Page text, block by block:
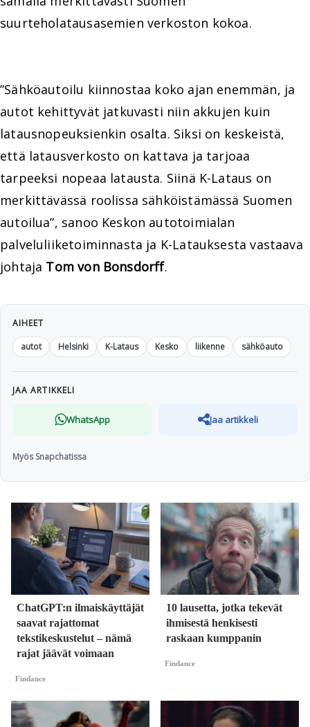
suurteholatausasemien verkoston kokoa.
”Sähköautoilu kiinnostaa koko ajan enemmän, ja
autot kehittyvät jatkuvasti niin akkujen kuin
latausnopeuksienkin osalta. Siksi on keskeistä,
että latausverkosto on kattava ja tarjoaa
tarpeeksi nopeaa latausta. Siinä K-Lataus on
merkittävässä roolissa sähköistämässä Suomen
autoilua”, sanoo Keskon autotoimialan
palveluliiketoiminnasta ja K-Latauksesta vastaava
johtaja Tom von Bonsdorff.
AIHEET
autot
Helsinki K-Lataus Kesko liikenne sähköauto
JAA ARTIKKELI
WhatsApp Jaa artikkeli
Myös Snapchatissa
ChatGPT:n ilmaiskäyttäjät
saavat rajattomat
tekstikeskustelut – nämä
rajat jäävät voimaan
Findance
10 lausetta, jotka tekevät
ihmisestä henkisesti
raskaan kumppanin
Findance